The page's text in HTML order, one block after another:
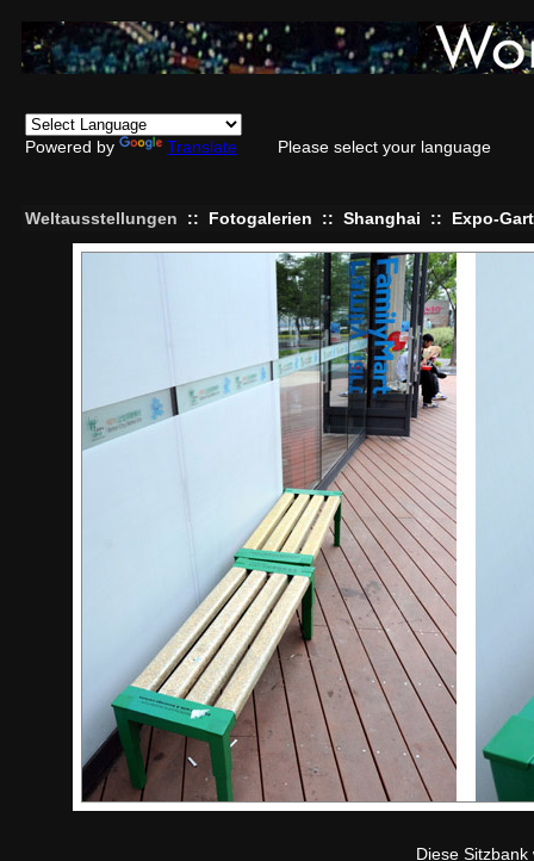
Powered by Translate Please select your language
Weltausstellungen :: Fotogalerien :: Shanghai :: Expo-
Diese